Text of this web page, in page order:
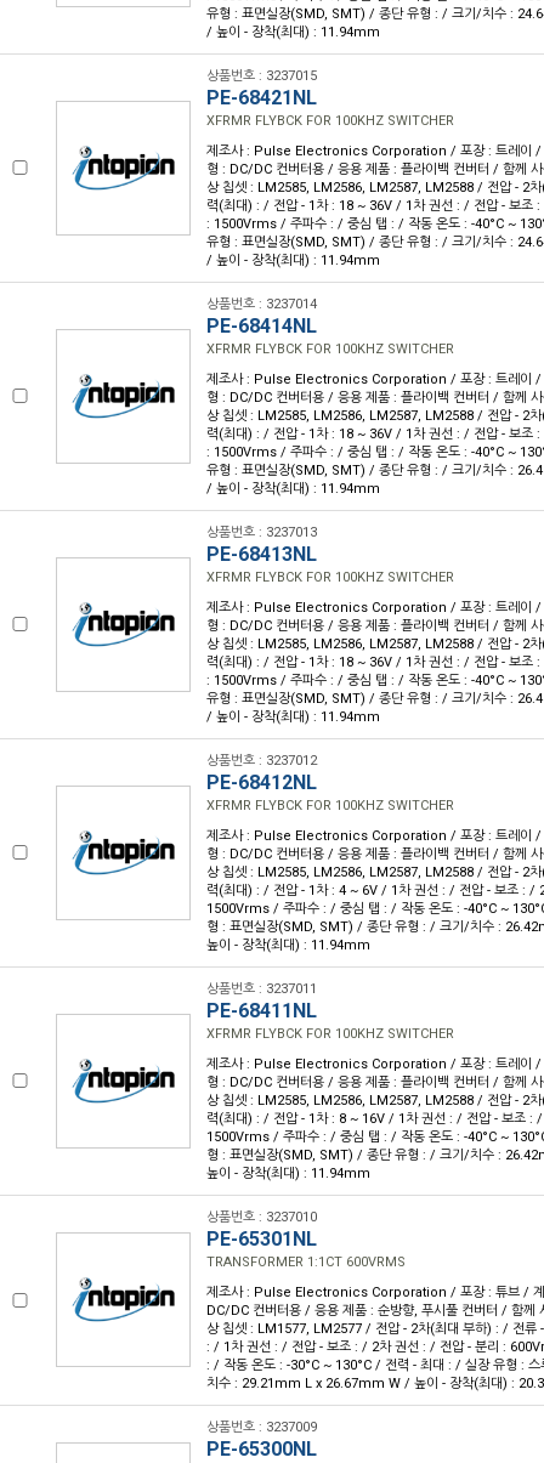
유형 : 표면실장(SMD, SMT) / 종단 유형 : / 크기/치수 :
/ 높이 - 장착(최대) : 11.94mm
상품번호 : 3237015
PE-68421NL
XFRMR FLYBCK FOR 100KHZ SWITCHER
제조사 : Pulse Electronics Corporation / 포장 : 트레이 /
형 : DC/DC 컨버터용 / 응용 제품 : 플라이백 컨버터 / 함께
상 칩셋 : LM2585, LM2586, LM2587, LM2588 / 전압 - 2
력(최대) : / 전압 - 1차 : 18 ~ 36V / 1차 권선 : / 전압 - 보조
: 1500Vrms / 주파수 : / 중심 탭 : / 작동 온도 : -40°C ~
유형 : 표면실장(SMD, SMT) / 종단 유형 : / 크기/치수 :
/ 높이 - 장착(최대) : 11.94mm
상품번호 : 3237014
PE-68414NL
XFRMR FLYBCK FOR 100KHZ SWITCHER
제조사 : Pulse Electronics Corporation / 포장 : 트레이 /
형 : DC/DC 컨버터용 / 응용 제품 : 플라이백 컨버터 / 함께
상 칩셋 : LM2585, LM2586, LM2587, LM2588 / 전압 - 2
력(최대) : / 전압 - 1차 : 18 ~ 36V / 1차 권선 : / 전압 - 보조
: 1500Vrms / 주파수 : / 중심 탭 : / 작동 온도 : -40°C ~
유형 : 표면실장(SMD, SMT) / 종단 유형 : / 크기/치수 :
/ 높이 - 장착(최대) : 11.94mm
상품번호 : 3237013
PE-68413NL
XFRMR FLYBCK FOR 100KHZ SWITCHER
제조사 : Pulse Electronics Corporation / 포장 : 트레이 /
형 : DC/DC 컨버터용 / 응용 제품 : 플라이백 컨버터 / 함께
상 칩셋 : LM2585, LM2586, LM2587, LM2588 / 전압 - 2
력(최대) : / 전압 - 1차 : 18 ~ 36V / 1차 권선 : / 전압 - 보조
: 1500Vrms / 주파수 : / 중심 탭 : / 작동 온도 : -40°C ~
유형 : 표면실장(SMD, SMT) / 종단 유형 : / 크기/치수 :
/ 높이 - 장착(최대) : 11.94mm
상품번호 : 3237012
PE-68412NL
XFRMR FLYBCK FOR 100KHZ SWITCHER
제조사 : Pulse Electronics Corporation / 포장 : 트레이 /
형 : DC/DC 컨버터용 / 응용 제품 : 플라이백 컨버터 / 함께
상 칩셋 : LM2585, LM2586, LM2587, LM2588 / 전압 - 2
력(최대) : / 전압 - 1차 : 4 ~ 6V / 1차 권선 : / 전압 - 보조 : /
1500Vrms / 주파수 : / 중심 탭 : / 작동 온도 : -40°C ~
형 : 표면실장(SMD, SMT) / 종단 유형 : / 크기/치수 :
높이 - 장착(최대) : 11.94mm
상품번호 : 3237011
PE-68411NL
XFRMR FLYBCK FOR 100KHZ SWITCHER
제조사 : Pulse Electronics Corporation / 포장 : 트레이 /
형 : DC/DC 컨버터용 / 응용 제품 : 플라이백 컨버터 / 함께
상 칩셋 : LM2585, LM2586, LM2587, LM2588 / 전압 - 2
력(최대) : / 전압 - 1차 : 8 ~ 16V / 1차 권선 : / 전압 - 보조 :
1500Vrms / 주파수 : / 중심 탭 : / 작동 온도 : -40°C ~
형 : 표면실장(SMD, SMT) / 종단 유형 : / 크기/치수 :
높이 - 장착(최대) : 11.94mm
상품번호 : 3237010
PE-65301NL
TRANSFORMER 1:1CT 600VRMS
제조사 : Pulse Electronics Corporation / 포장 : 튜브 /
DC/DC 컨버터용 / 응용 제품 : 순방향, 푸시풀 컨버터 / 함께
상 칩셋 : LM1577, LM2577 / 전압 - 2차(최대 부하) : / 전류
: / 1차 권선 : / 전압 - 보조 : / 2차 권선 : / 전압 - 분리 :
: / 작동 온도 : -30°C ~ 130°C / 전력 - 최대 : / 실장 유형 :
치수 : 29.21mm L x 26.67mm W / 높이 - 장착(최대) :
상품번호 : 3237009
PE-65300NL